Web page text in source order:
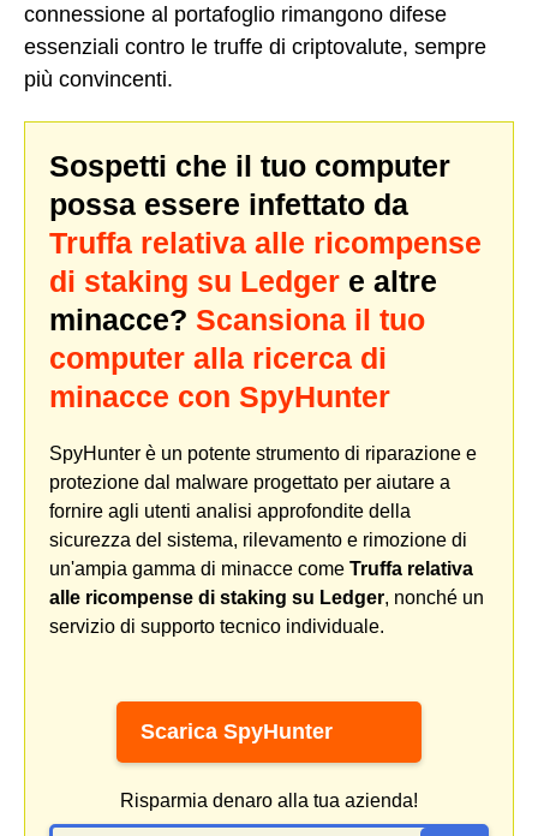
connessione al portafoglio rimangono difese
essenziali contro le truffe di criptovalute, sempre
più convincenti.
Sospetti che il tuo computer
possa essere infettato da
Truffa relativa alle ricompense
di staking su Ledger e altre
minacce? Scansiona il tuo
computer alla ricerca di
minacce con SpyHunter
SpyHunter è un potente strumento di riparazione e
protezione dal malware progettato per aiutare a
fornire agli utenti analisi approfondite della
sicurezza del sistema, rilevamento e rimozione di
un'ampia gamma di minacce come Truffa relativa
alle ricompense di staking su Ledger, nonché un
servizio di supporto tecnico individuale.
Scarica SpyHunter
Risparmia denaro alla tua azienda!